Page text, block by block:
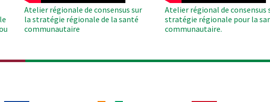
Atelier régionale de consensus sur
la stratégie régionale de la santé
communautaire
Atelier régional de consensus
stratégie régionale pour la
communautaire.